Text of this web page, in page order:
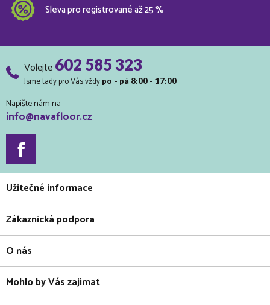
Sleva pro registrované až 25 %
Volejte602 585 323
Jsme tady pro Vás vždy po - pá 8:00 - 17:00
Napište nám na
info@navafloor.cz
Užitečné informace
Zákaznická podpora
O nás
Mohlo by Vás zajímat